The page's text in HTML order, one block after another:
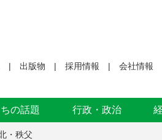
出版物 採用情報 会社情報
ちの話題 行政・政治
・秩父